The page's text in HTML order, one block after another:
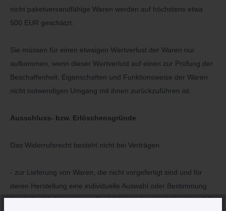
nicht paketversandfähige Waren werden auf höchstens etwa
500 EUR geschätzt.
Sie müssen für einen etwaigen Wertverlust der Waren nur
aufkommen, wenn dieser Wertverlust auf einen zur Prüfung der
Beschaffenheit, Eigenschaften und Funktionsweise der Waren
nicht notwendigen Umgang mit ihnen zurückzuführen ist.
Ausschluss- bzw. Erlöschensgründe
Das Widerrufsrecht besteht nicht bei Verträgen
- zur Lieferung von Waren, die nicht vorgefertigt sind und für
deren Herstellung eine individuelle Auswahl oder Bestimmung
durch den Verbraucher maßgeblich ist oder die eindeutig auf die